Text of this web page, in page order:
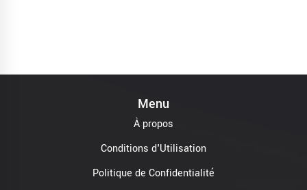
Menu
À propos
Conditions d'Utilisation
Politique de Confidentialité